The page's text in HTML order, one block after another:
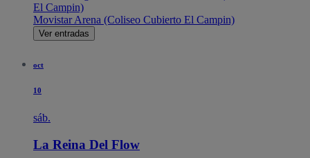
El Campin)
Movistar Arena (Coliseo Cubierto El Campin)
Ver entradas
oct
10
sáb.
La Reina Del Flow